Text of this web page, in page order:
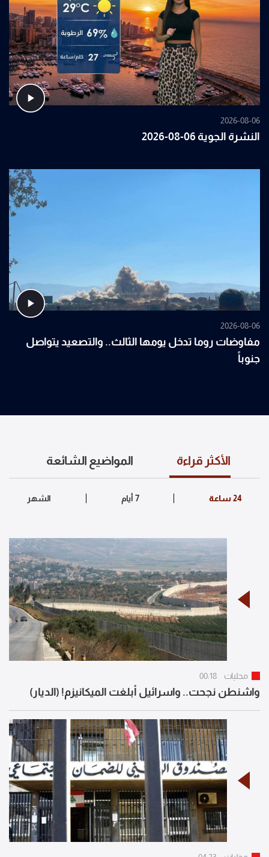
2026-08-06
النشرة الجوية 06-08-2026
2026-08-06
مفاوضات روما تدخل يومها الثالث.. والتصعيد يتواصل
جنوباً
الأكثر قراءة المواضيع الشائعة
محليات 00:18
واشنطن نجحت.. واسرائيل أبلغت الميكانيزم! (الديار)